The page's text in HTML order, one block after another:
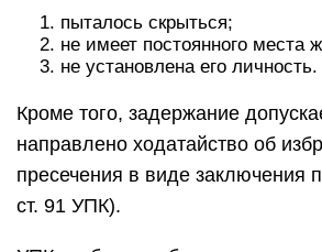
пыталось скрыться;
не имеет постоянного места
не установлена его личность.
Кроме того, задержание
направлено ходатайство об
пресечения в виде заключения
ст. 91 УПК).